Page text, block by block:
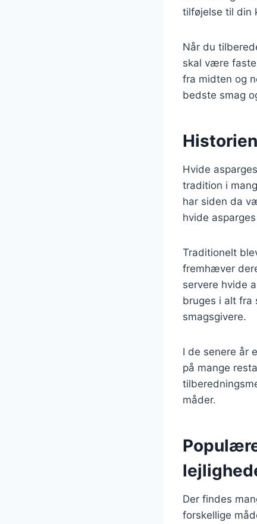
tilføjelse til din
Når du
skal være
fra midten og
bedste smag
Hvide
tradition i
har siden da
hvide
Traditionelt
fremhæver
servere hvide
bruges i alt fra
smagsgivere.
I de senere år
på mange
måder.
Der findes
forskellige